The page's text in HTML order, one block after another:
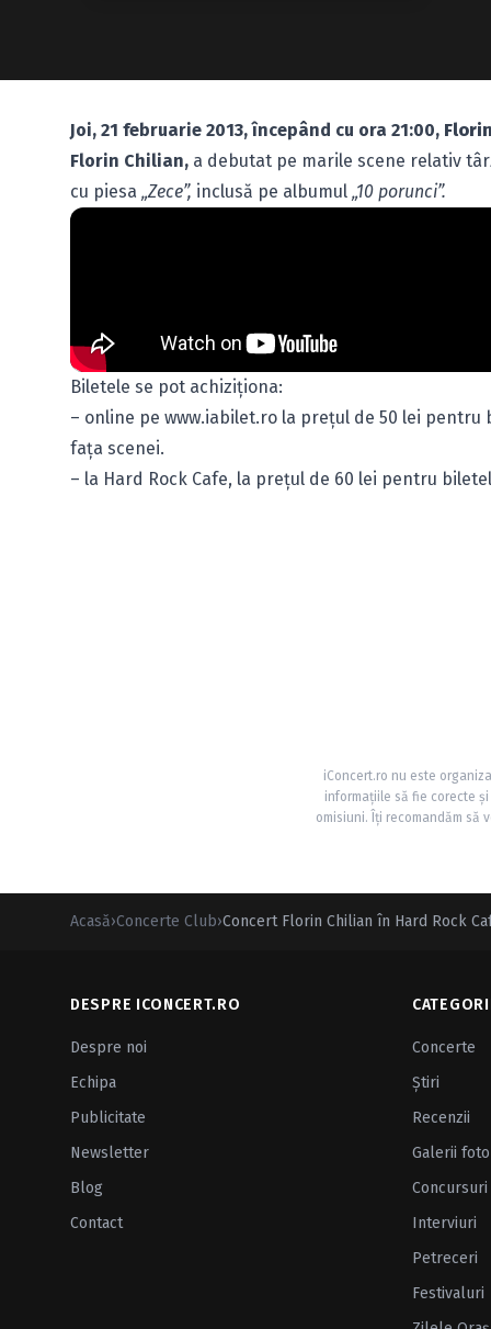
Joi, 21 februarie 2013, începând cu ora 21:00,
Florin Chilian, a debutat pe marile scene relativ
cu piesa „Zece”, inclusă pe albumul „10 porunci”.
Biletele se pot achiziţiona:
– online pe www.iabilet.ro la preţul de 50 lei pentru
faţa scenei.
– la Hard Rock Cafe, la preţul de 60 lei pentru
iConcert.ro nu este
informațiile să fie corecte
omisiuni. Îți recomandăm să
Acasă›Concerte Club›Concert Florin Chilian în Hard Rock
DESPRE ICONCERT.RO
Despre noi
Echipa
Publicitate
Newsletter
Blog
Contact
Concerte
Ştiri
Recenzii
Galerii foto
Concursuri
Interviuri
Petreceri
Festivaluri